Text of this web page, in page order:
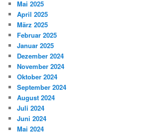
Mai 2025
April 2025
März 2025
Februar 2025
Januar 2025
Dezember 2024
November 2024
Oktober 2024
September 2024
August 2024
Juli 2024
Juni 2024
Mai 2024